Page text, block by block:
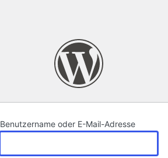
Benutzername oder E-Mail-Adresse